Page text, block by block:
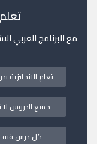
مع البرنامج العربي الاشهر
تعلم
جميع الدروس لا
كل درس فيه 5 اختبارات تفاعلية لتحسين اللفظ والنطق